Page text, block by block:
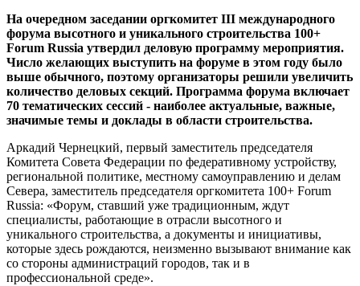
На очередном заседании оргкомитет III международного
форума высотного и уникального строительства 100+
Forum Russia утвердил деловую программу мероприятия.
Число желающих выступить на форуме в этом году было
выше обычного, поэтому организаторы решили увеличить
количество деловых секций. Программа форума включает
70 тематических сессий - наиболее актуальные, важные,
значимые темы и доклады в области строительства.
Аркадий Чернецкий, первый заместитель председателя
Комитета Совета Федерации по федеративному устройству,
региональной политике, местному самоуправлению и делам
Севера, заместитель председателя оргкомитета 100+ Forum
Russia: «Форум, ставший уже традиционным, ждут
специалисты, работающие в отрасли высотного и
уникального строительства, а документы и инициативы,
которые здесь рождаются, неизменно вызывают внимание как
со стороны администраций городов, так и в
профессиональной среде».